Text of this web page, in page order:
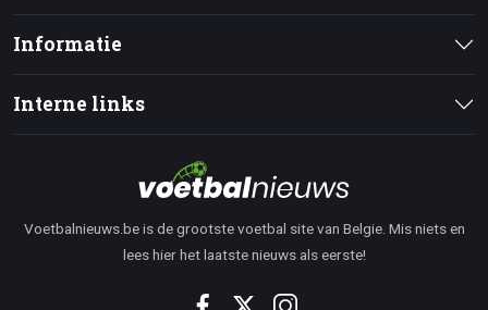
Informatie
Interne links
Voetbalnieuws.be is de grootste voetbal site van Belgie. Mis niets en
lees hier het laatste nieuws als eerste!